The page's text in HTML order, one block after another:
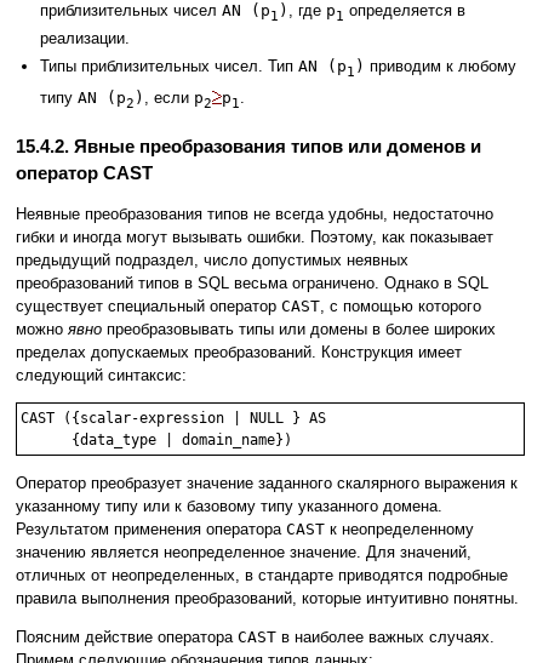
приблизительных чисел AN (p1 ) , где p1 определяется в
реализации.
Типы приблизительных чисел. Тип AN (p1 ) приводим к любому
типу AN (p2 ) , если p2 p1.
15.4.2. Явные преобразования типов или доменов и
оператор CAST
Неявные преобразования типов не всегда удобны, недостаточно
гибки и иногда могут вызывать ошибки. Поэтому, как показывает
предыдущий подраздел, число допустимых неявных
преобразований типов в SQL весьма ограничено. Однако в SQL
существует специальный оператор CAST , с помощью которого
можно явно преобразовывать типы или домены в более широких
пределах допускаемых преобразований. Конструкция имеет
следующий синтаксис:
CAST ({scalar-expression | NULL } AS
Оператор преобразует значение заданного скалярного выражения к
указанному типу или к базовому типу указанного домена.
Результатом применения оператора CAST к неопределенному
значению является неопределенное значение. Для значений,
отличных от неопределенных, в стандарте приводятся подробные
правила выполнения преобразований, которые интуитивно понятны.
Поясним действие оператора CAST в наиболее важных случаях.